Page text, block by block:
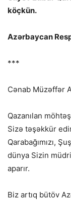
köçkün.
Azərbaycan
***
Cənab Müzəffər
Qazanılan
Sizə təşəkkür
Qarabağımızı,
dünya Sizin
aparır.
Biz artıq bütöv